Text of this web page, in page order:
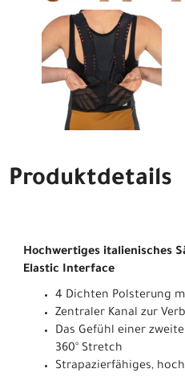
Produktdetails
Hochwertiges italienisches
Elastic Interface
4 Dichten Polsterung
Zentraler Kanal zur
Das Gefühl einer
360° Stretch
Strapazierfähiges,